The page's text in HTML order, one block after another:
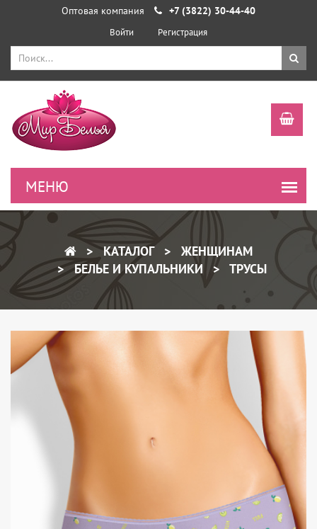
Оптовая компания +7 (3822) 30-44-40
Войти Регистрация
КАТАЛОГ
ЖЕНЩИНАМ
БЕЛЬЕ И КУПАЛЬНИКИ
ТРУСЫ